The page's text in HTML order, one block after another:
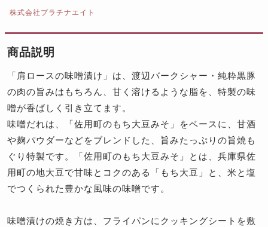
株式会社プラチナエイト
商品説明
「肩ロースの味噌漬け」は、渡辺バークシャー・純粋黒豚
の肉の旨みはもちろん、甘く溶けるような脂を、特製の味
噌が香ばしく引き立てます。
味噌だれは、「佐用町のもち大豆みそ」をベースに、甘酒
や麹パウダーなどをブレンドした、旨みたっぷりの旨焼も
ぐり特製です。「佐用町のもち大豆みそ」とは、兵庫県佐
用町の地大豆で甘味とコクのある「もち大豆」と、米と塩
でつくられた豊かな風味の味噌です。
味噌漬けの焼き方は、フライパンにクッキングシートを敷